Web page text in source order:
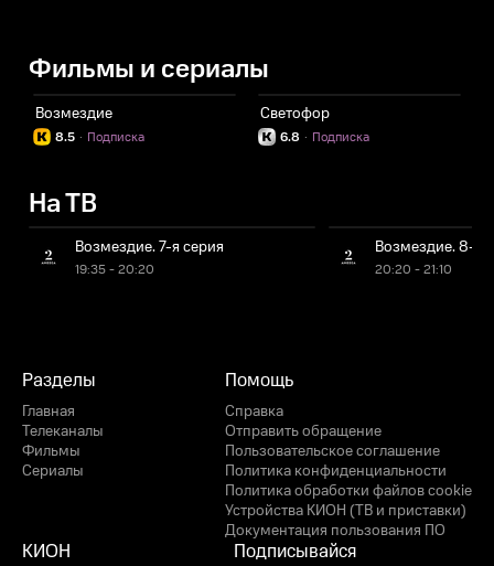
Фильмы и сериалы
Возмездие
8.5 Подписка
·
Светофор
6.8 Подписка
·
На ТВ
Возмездие. 7-я серия
19:35 - 20:20
Возмездие. 8-я
20:20 - 21:10
Разделы
Главная
Телеканалы
Фильмы
Сериалы
Помощь
Справка
Отправить обращение
Пользовательское соглашение
Политика конфиденциальности
Политика обработки файлов cookie
Устройства КИОН (ТВ и приставки)
Документация пользования ПО
КИОН Подписывайся